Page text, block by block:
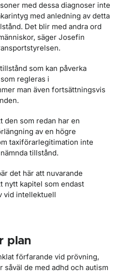
med dessa diagnoser inte
med anledning av detta
Det blir med andra ord
säger Josefin
som kan påverka
regleras i
man även fortsättningsvis
den som redan har en
av en högre
taxiförarlegitimation inte
tillstånd.
det här att nuvarande
nytt kapitel som endast
vid intellektuell
plan
förfarande vid prövning,
de med adhd och autism